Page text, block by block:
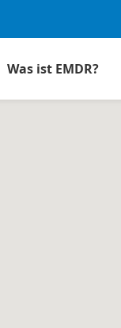
Was ist EMDR?